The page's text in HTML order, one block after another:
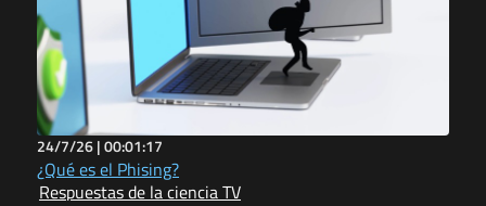
24/7/26 |00:01:17
¿Qué es el Phising?
Respuestas de la ciencia TV